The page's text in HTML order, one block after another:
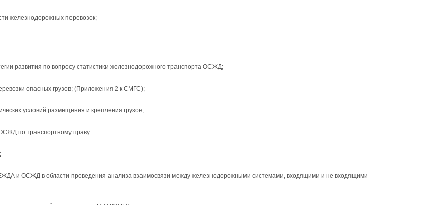
железнодорожных перевозок;
развития по вопросу статистики железнодорожного транспорта ОСЖД;
опасных грузов; (Приложения 2 к СМГС);
условий размещения и крепления грузов;
по транспортному праву.
и ОСЖД в области проведения анализа взаи­мосвязи между железнодорожными системами, входящими и не входящими